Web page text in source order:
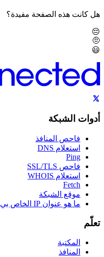
هل كانت هذه الصفحة مفيدة؟
😔
🤨
😃
أدوات الشبكة
فاحص المنافذ
استعلام DNS
Ping
فاحص SSL/TLS
استعلام WHOIS
Fetch
موقع الشبكة
ما هو عنوان IP الخاص بي
تعلّم
المكتبة
المنافذ